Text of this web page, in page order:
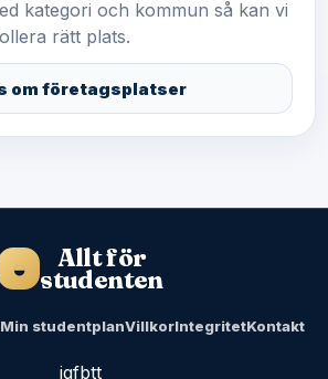
kategori och kommun så kan vi
rätt plats.
om företagsplatser
◒ Allt för
studenten
Min studentplanVillkorIntegritetKontakt
igfbtt